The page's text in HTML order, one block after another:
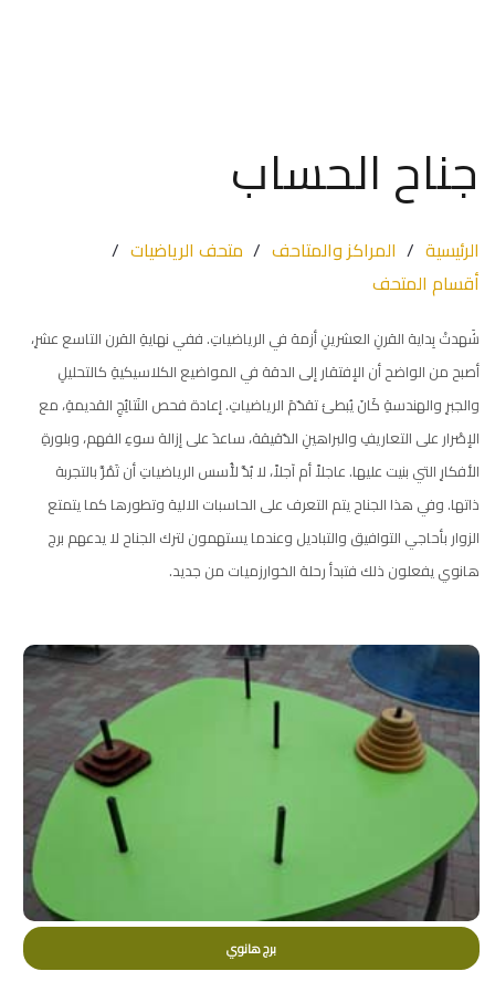
جناح الحساب
الرئيسية / المراكز والمتاحف / متحف الرياضيات /
أقسام المتحف
شَهدتْ بِداية القرنِ العشرينِ أزمة في الرياضياتِ. ففي نهايةِ القرن التاسع عشرِ،
أصبح من الواضح أن الإفتقار إلى الدقة في المواضيع الكلاسيكيةِ كالتحليلِ
والجبرِ والهندسةِ كَانَ يُبطئ تقدّمَ الرياضياتِ. إعادة فحص النَتائِجِ القديمةِ، مع
الإصْرار على التعاريفِ والبراهينِ الدّقيقة، ساعدَ على إزالة سوءِ الفهم، وبلورةِ
الأفكارِ التي بنيت عليها. عاجلاً أم آجلاً، لا بُدَّ لأُسس الرياضياتِ أن تَمْرَّ بالتجربة
ذاتها. وفي هذا الجناح يتم التعرف على الحاسبات الالية وتطورها كما يتمتع
الزوار بأحاجي التوافيق والتباديل وعندما يستهمون لترك الجناح لا يدعهم برج
هانوي يفعلون ذلك فتبدأ رحلة الخوارزميات من جديد.
برج هانوي